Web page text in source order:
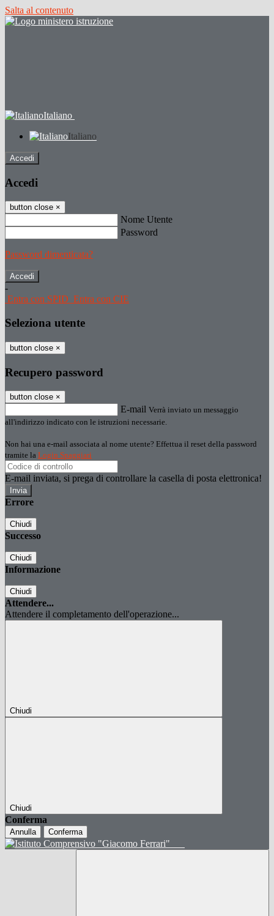
Salta al contenuto
Italiano
Italiano
Accedi
Accedi
button close ×
Nome Utente
Password
Password dimenticata?
-
Entra con SPID Entra con CIE
Seleziona utente
button close ×
Recupero password
button close ×
E-mail Verrà inviato un messaggio
all'indirizzo indicato con le istruzioni necessarie.
Non hai una e-mail associata al nome utente? Effettua il reset della password
tramite la Login Spaggiari
E-mail inviata, si prega di controllare la casella di posta elettronica!
Errore
Chiudi
Successo
Chiudi
Informazione
Chiudi
Attendere...
Attendere il completamento dell'operazione...
Chiudi
Chiudi
Conferma
Annulla Conferma